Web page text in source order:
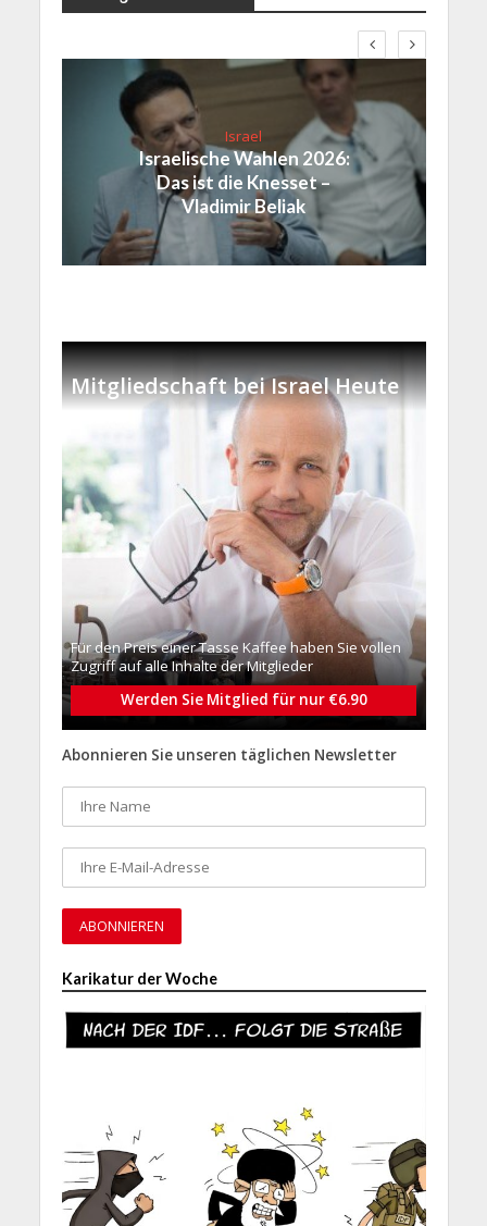
Israel
Israelische Wahlen 2026:
Das ist die Knesset –
Vladimir Beliak
Mitgliedschaft bei Israel Heute
Für den Preis einer Tasse Kaffee haben Sie vollen
Zugriff auf alle Inhalte der Mitglieder
Werden Sie Mitglied für nur €6.90
Abonnieren Sie unseren täglichen Newsletter
Karikatur der Woche